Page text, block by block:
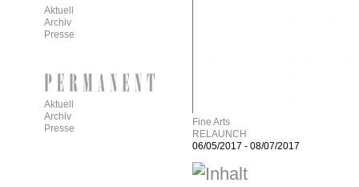
Fine Arts
RELAUNCH
06/05/2017 - 08/07/2017
Aktuell
Archiv
Presse
Aktuell
Archiv
Presse